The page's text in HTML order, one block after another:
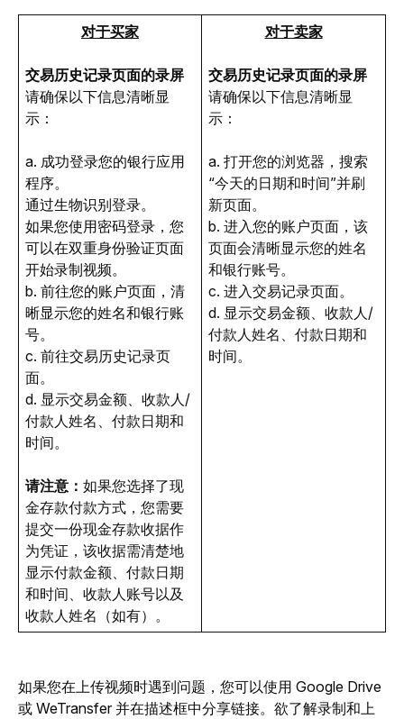
对于买家
交易历史记录页面的录屏
请确保以下信息清晰显
示：
a. 成功登录您的银行应用
程序。
通过生物识别登录。
如果您使用密码登录，您
可以在双重身份验证页面
开始录制视频。
b. 前往您的账户页面，清
晰显示您的姓名和银行账
号。
c. 前往交易历史记录页
面。
d. 显示交易金额、收款人/
付款人姓名、付款日期和
时间。
请注意： 如果您选择了现
金存款付款方式，您需要
提交一份现金存款收据作
为凭证，该收据需清楚地
显示付款金额、付款日期
和时间、收款人账号以及
收款人姓名（如有）。
对于卖家
交易历史记录页面的录屏
请确保以下信息清晰显
示：
a. 打开您的浏览器，搜索
“今天的日期和时间”并刷
新页面。
b. 进入您的账户页面，该
页面会清晰显示您的姓名
和银行账号。
c. 进入交易记录页面。
d. 显示交易金额、收款人/
付款人姓名、付款日期和
时间。
如果您在上传视频时遇到问题，您可以使用 Google Drive
或 WeTransfer 并在描述框中分享链接。欲了解录制和上